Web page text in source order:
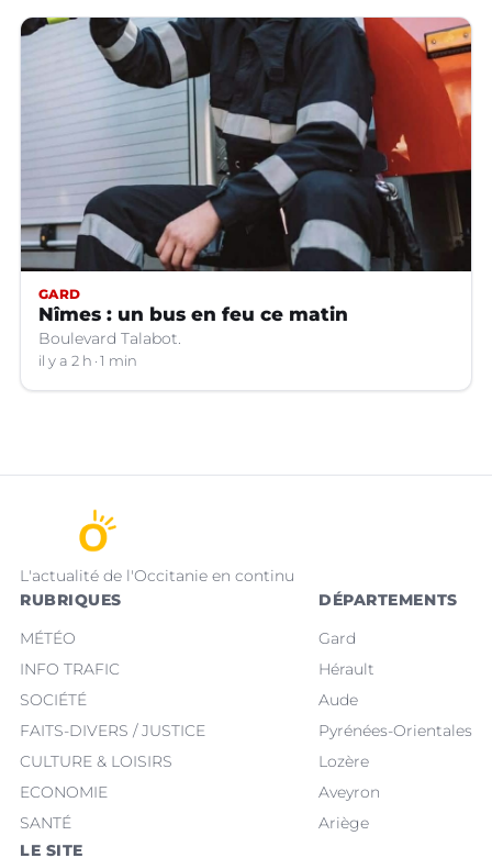
GARD
Nîmes : un bus en feu ce matin
Boulevard Talabot.
il y a 2 h 1 min
L'actualité de l'Occitanie en continu
RUBRIQUES
MÉTÉO
INFO TRAFIC
SOCIÉTÉ
FAITS-DIVERS / JUSTICE
CULTURE & LOISIRS
ECONOMIE
SANTÉ
DÉPARTEMENTS
Gard
Hérault
Aude
Pyrénées-Orientales
Lozère
Aveyron
Ariège
LE SITE